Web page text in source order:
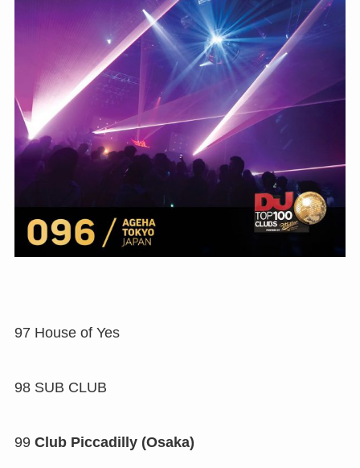
97 House of Yes
98 SUB CLUB
99 Club Piccadilly (Osaka)